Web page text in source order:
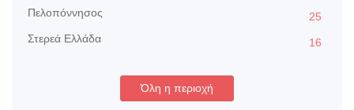
Πελοπόννησος
25
Στερεά Ελλάδα
16
Όλη η περιοχή